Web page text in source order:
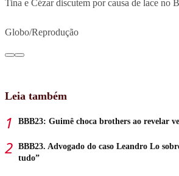
Tina e Cézar discutem por causa de lace no
Globo/Reprodução
Leia também
BBB23: Guimê choca brothers ao revelar
BBB23. Advogado do caso Leandro Lo
tudo”